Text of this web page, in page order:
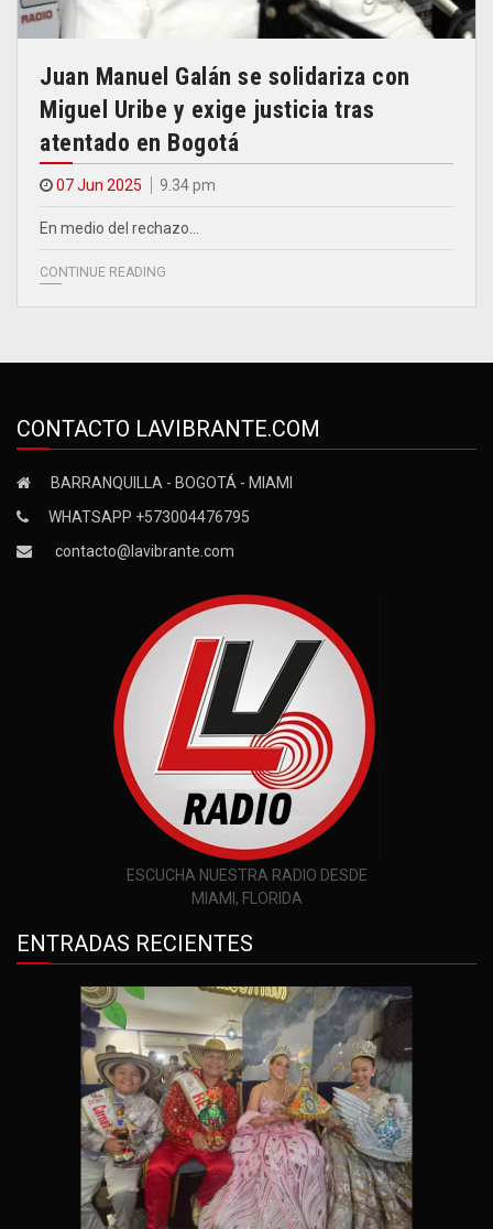
Juan Manuel Galán se solidariza con
Miguel Uribe y exige justicia tras
atentado en Bogotá
07 Jun 2025 9.34 pm
En medio del rechazo…
CONTINUE READING
CONTACTO LAVIBRANTE.COM
BARRANQUILLA - BOGOTÁ - MIAMI
WHATSAPP +573004476795
contacto@lavibrante.com
ESCUCHA NUESTRA RADIO DESDE
MIAMI, FLORIDA
ENTRADAS RECIENTES